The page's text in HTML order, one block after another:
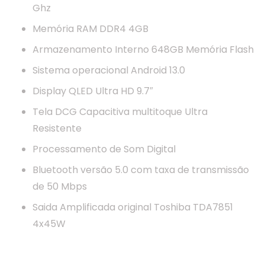
Ghz
Memória RAM DDR4 4GB
Armazenamento Interno 648GB Memória Flash
Sistema operacional Android 13.0
Display QLED Ultra HD 9.7″
Tela DCG Capacitiva multitoque Ultra
Resistente
Processamento de Som Digital
Bluetooth versão 5.0 com taxa de transmissão
de 50 Mbps
Saida Amplificada original Toshiba TDA7851
4x45W